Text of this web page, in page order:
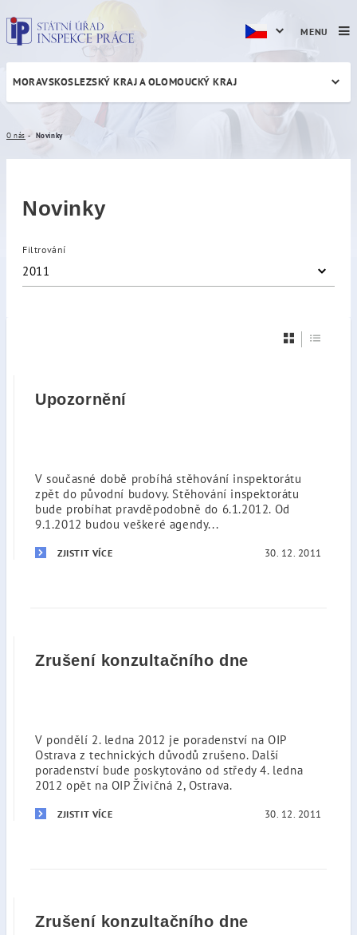
Novinky
MORAVSKOSLEZSKÝ KRAJ A OLOMOUCKÝ KRAJ
O nás Novinky
Novinky
Filtrování
2011
Upozornění
V současné době probíhá stěhování inspektorátu
zpět do původní budovy. Stěhování inspektorátu
bude probíhat pravděpodobně do 6.1.2012. Od
9.1.2012 budou veškeré agendy...
ZJISTIT VÍCE 30. 12. 2011
Zrušení konzultačního dne
V pondělí 2. ledna 2012 je poradenství na OIP
Ostrava z technických důvodů zrušeno. Další
poradenství bude poskytováno od středy 4. ledna
2012 opět na OIP Živičná 2, Ostrava.
ZJISTIT VÍCE 30. 12. 2011
Zrušení konzultačního dne
MENU